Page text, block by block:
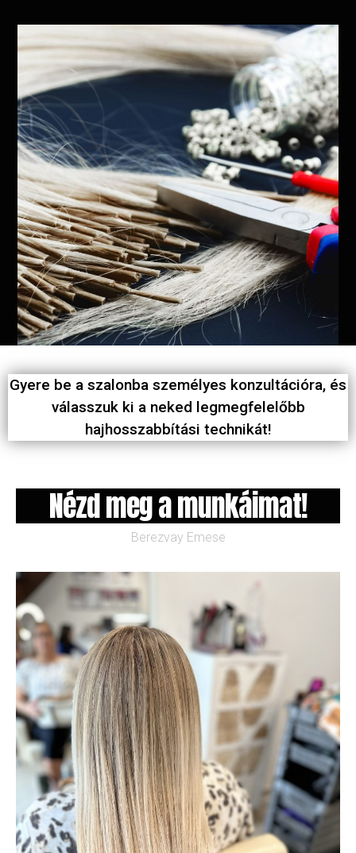
Gyere be a szalonba személyes konzultációra, és
válasszuk ki a neked legmegfelelőbb
hajhosszabbítási technikát!
Nézd meg a munkáimat!
Berezvay Emese